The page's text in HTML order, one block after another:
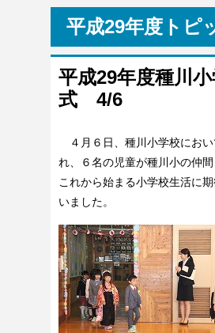
平成29年度トピ
平成29年度種川
式 4/6
４月６日、種川小学校におい
れ、６名の児童が種川小の仲間
これから始まる小学校生活に
いました。